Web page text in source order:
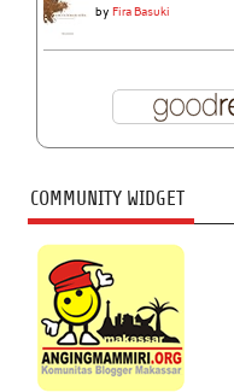
byFira Basuki
COMMUNITY WIDGET